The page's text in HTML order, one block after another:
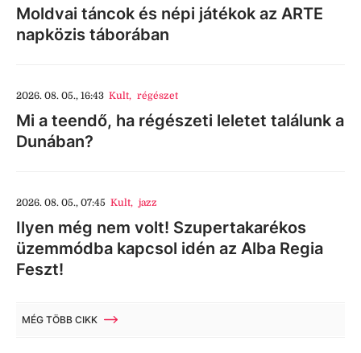
Moldvai táncok és népi játékok az ARTE
napközis táborában
2026. 08. 05., 16:43 Kult, régészet
Mi a teendő, ha régészeti leletet találunk a
Dunában?
2026. 08. 05., 07:45 Kult, jazz
Ilyen még nem volt! Szupertakarékos
üzemmódba kapcsol idén az Alba Regia
Feszt!
MÉG TÖBB CIKK